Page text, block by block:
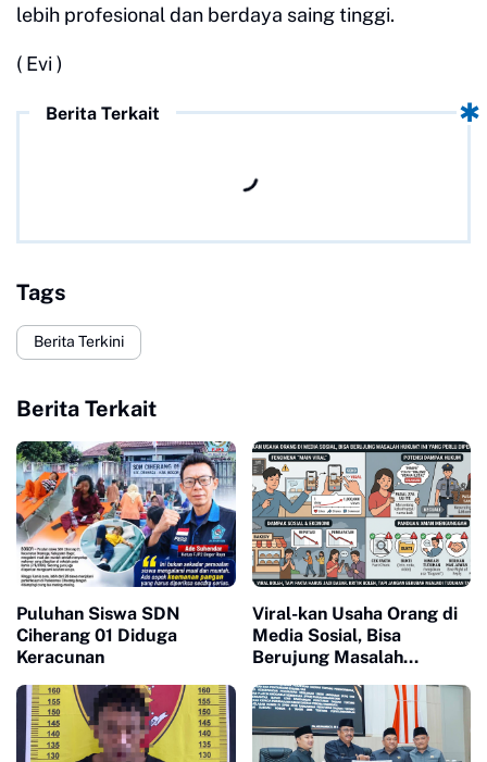
lebih profesional dan berdaya saing tinggi.
( Evi )
Berita Terkait
Tags
Berita Terkini
Berita Terkait
Puluhan Siswa SDN
Ciherang 01 Diduga
Keracunan
Viral-kan Usaha Orang di
Media Sosial, Bisa
Berujung Masalah
Diperhatikan